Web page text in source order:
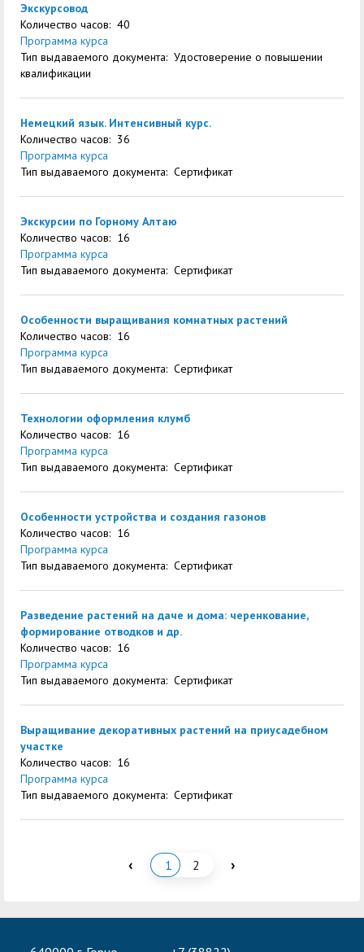
Экскурсовод
Количество часов: 40
Программа курса
Тип выдаваемого документа: Удостоверение о повышении
квалификации
Немецкий язык. Интенсивный курс.
Количество часов: 36
Программа курса
Тип выдаваемого документа: Сертификат
Экскурсии по Горному Алтаю
Количество часов: 16
Программа курса
Тип выдаваемого документа: Сертификат
Особенности выращивания комнатных растений
Количество часов: 16
Программа курса
Тип выдаваемого документа: Сертификат
Технологии оформления клумб
Количество часов: 16
Программа курса
Тип выдаваемого документа: Сертификат
Особенности устройства и создания газонов
Количество часов: 16
Программа курса
Тип выдаваемого документа: Сертификат
Разведение растений на даче и дома: черенкование,
формирование отводков и др.
Количество часов: 16
Программа курса
Тип выдаваемого документа: Сертификат
Выращивание декоративных растений на приусадебном
участке
Количество часов: 16
Программа курса
Тип выдаваемого документа: Сертификат
‹ 1 2 ›